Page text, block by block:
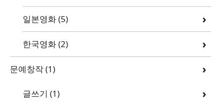
일본영화(5)
한국영화(2)
문예창작(1)
글쓰기 (1)